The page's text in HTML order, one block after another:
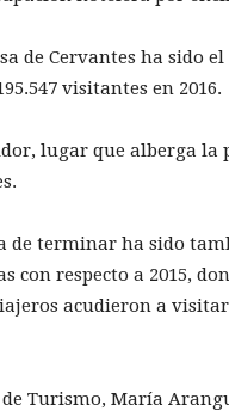
de Cervantes ha sido
visitantes en 2016.
lugar que alberga
de terminar ha sido
con respecto a 2015,
acudieron a
Turismo, María